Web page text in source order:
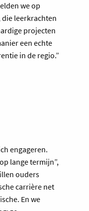
we op
die leerkrachten
projecten
een echte
in de regio.”
engageren.
lange termijn”,
ouders
carrière net
En we